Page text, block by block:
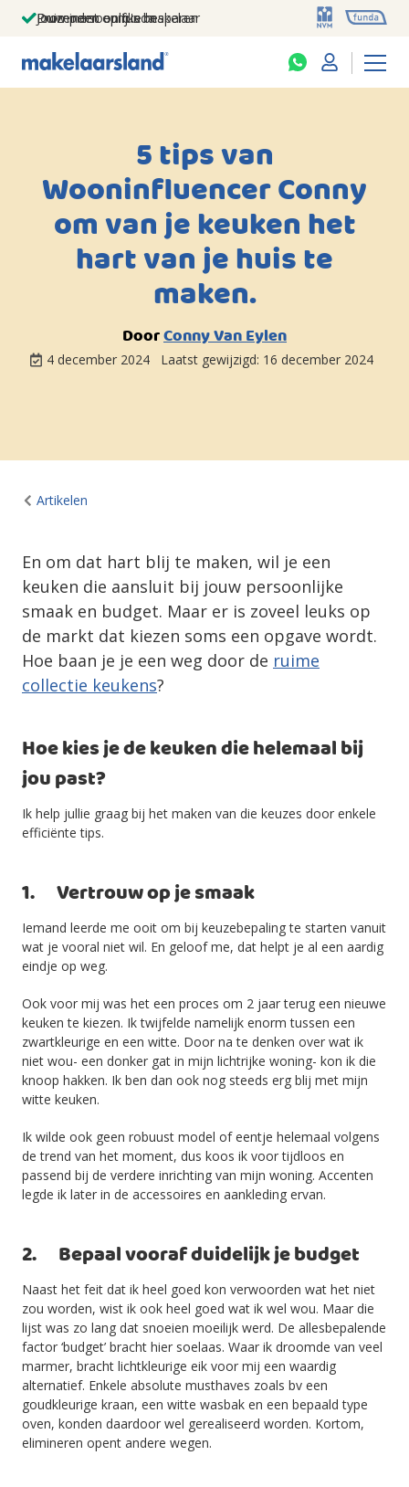
Jouw persoonlijke makelaar
Duizenden euro's besparen
Prominent op funda
5 tips van
Wooninfluencer Conny
om van je keuken het
hart van je huis te
maken.
DoorConny Van Eylen
4 december 2024 Laatst gewijzigd: 16 december 2024
Artikelen
En om dat hart blij te maken, wil je een
keuken die aansluit bij jouw persoonlijke
smaak en budget. Maar er is zoveel leuks op
de markt dat kiezen soms een opgave wordt.
Hoe baan je je een weg door de ruime
collectie keukens?
Hoe kies je de keuken die helemaal bij
jou past?
Ik help jullie graag bij het maken van die keuzes door enkele
efficiënte tips.
1. Vertrouw op je smaak
Iemand leerde me ooit om bij keuzebepaling te starten vanuit
wat je vooral niet wil. En geloof me, dat helpt je al een aardig
eindje op weg.
Ook voor mij was het een proces om 2 jaar terug een nieuwe
keuken te kiezen. Ik twijfelde namelijk enorm tussen een
zwartkleurige en een witte. Door na te denken over wat ik
niet wou- een donker gat in mijn lichtrijke woning- kon ik die
knoop hakken. Ik ben dan ook nog steeds erg blij met mijn
witte keuken.
Ik wilde ook geen robuust model of eentje helemaal volgens
de trend van het moment, dus koos ik voor tijdloos en
passend bij de verdere inrichting van mijn woning. Accenten
legde ik later in de accessoires en aankleding ervan.
2. Bepaal vooraf duidelijk je budget
Naast het feit dat ik heel goed kon verwoorden wat het niet
zou worden, wist ik ook heel goed wat ik wel wou. Maar die
lijst was zo lang dat snoeien moeilijk werd. De allesbepalende
factor ‘budget’ bracht hier soelaas. Waar ik droomde van veel
marmer, bracht lichtkleurige eik voor mij een waardig
alternatief. Enkele absolute musthaves zoals bv een
goudkleurige kraan, een witte wasbak en een bepaald type
oven, konden daardoor wel gerealiseerd worden. Kortom,
elimineren opent andere wegen.